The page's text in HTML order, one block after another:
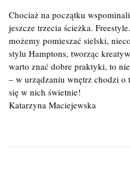
Chociaż na początku
jeszcze trzecia ścieżka.
możemy pomieszać sielski,
stylu Hamptons, tworząc
warto znać dobre praktyki, to
– w urządzaniu wnętrz chodzi
się w nich świetnie!
Katarzyna Maciejewska